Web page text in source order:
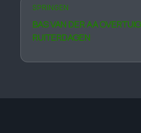
SPRINGEN
BAS VAN DER AA
RUITERDAGEN